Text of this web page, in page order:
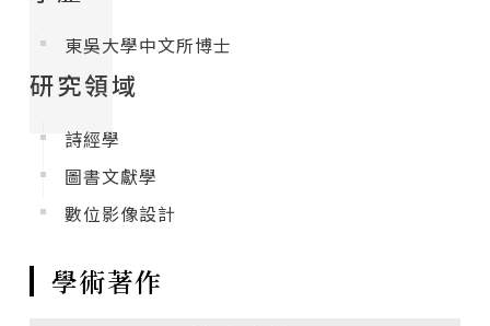
東吳大學中文所博士
研究領域
詩經學
圖書文獻學
數位影像設計
學術著作